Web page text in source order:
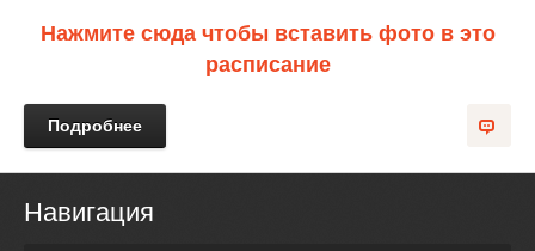
Нажмите сюда чтобы вставить фото в это
расписание
Подробнее
Навигация